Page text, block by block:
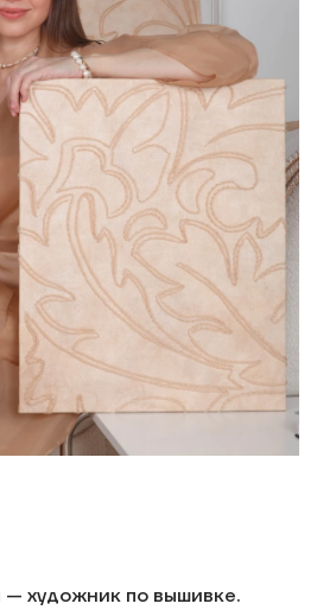
— художник по вышивке.